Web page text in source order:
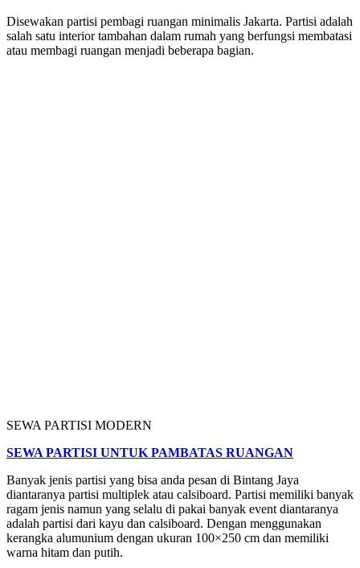
Disewakan partisi pembagi ruangan minimalis Jakarta. Partisi adalah
salah satu interior tambahan dalam rumah yang berfungsi membatasi
atau membagi ruangan menjadi beberapa bagian.
SEWA PARTISI MODERN
SEWA PARTISI UNTUK PAMBATAS RUANGAN
Banyak jenis partisi yang bisa anda pesan di Bintang Jaya
diantaranya partisi multiplek atau calsiboard. Partisi memiliki banyak
ragam jenis namun yang selalu di pakai banyak event diantaranya
adalah partisi dari kayu dan calsiboard. Dengan menggunakan
kerangka alumunium dengan ukuran 100×250 cm dan memiliki
warna hitam dan putih.